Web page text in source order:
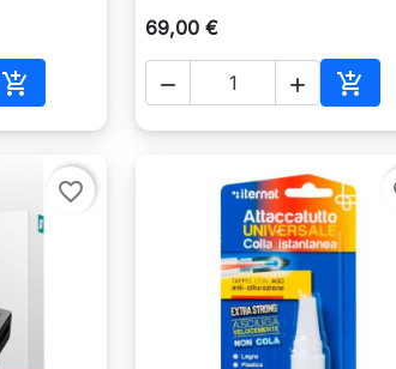

Aggiungi al carrello
69,00 €
  
favorite_border